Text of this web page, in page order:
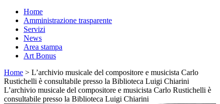
Home
Amministrazione trasparente
Servizi
News
Area stampa
Art Bonus
Home > L’archivio musicale del compositore e musicista Carlo
Rustichelli è consultabile presso la Biblioteca Luigi Chiarini
L’archivio musicale del compositore e musicista Carlo Rustichelli è
consultabile presso la Biblioteca Luigi Chiarini